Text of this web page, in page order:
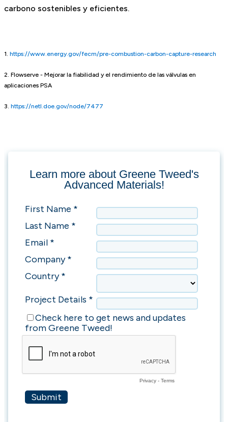
carbono sostenibles y eficientes.
1. https://www.energy.gov/fecm/pre-combustion-carbon-capture-research
2. Flowserve - Mejorar la fiabilidad y el rendimiento de las válvulas en
aplicaciones PSA
3. https://netl.doe.gov/node/7477